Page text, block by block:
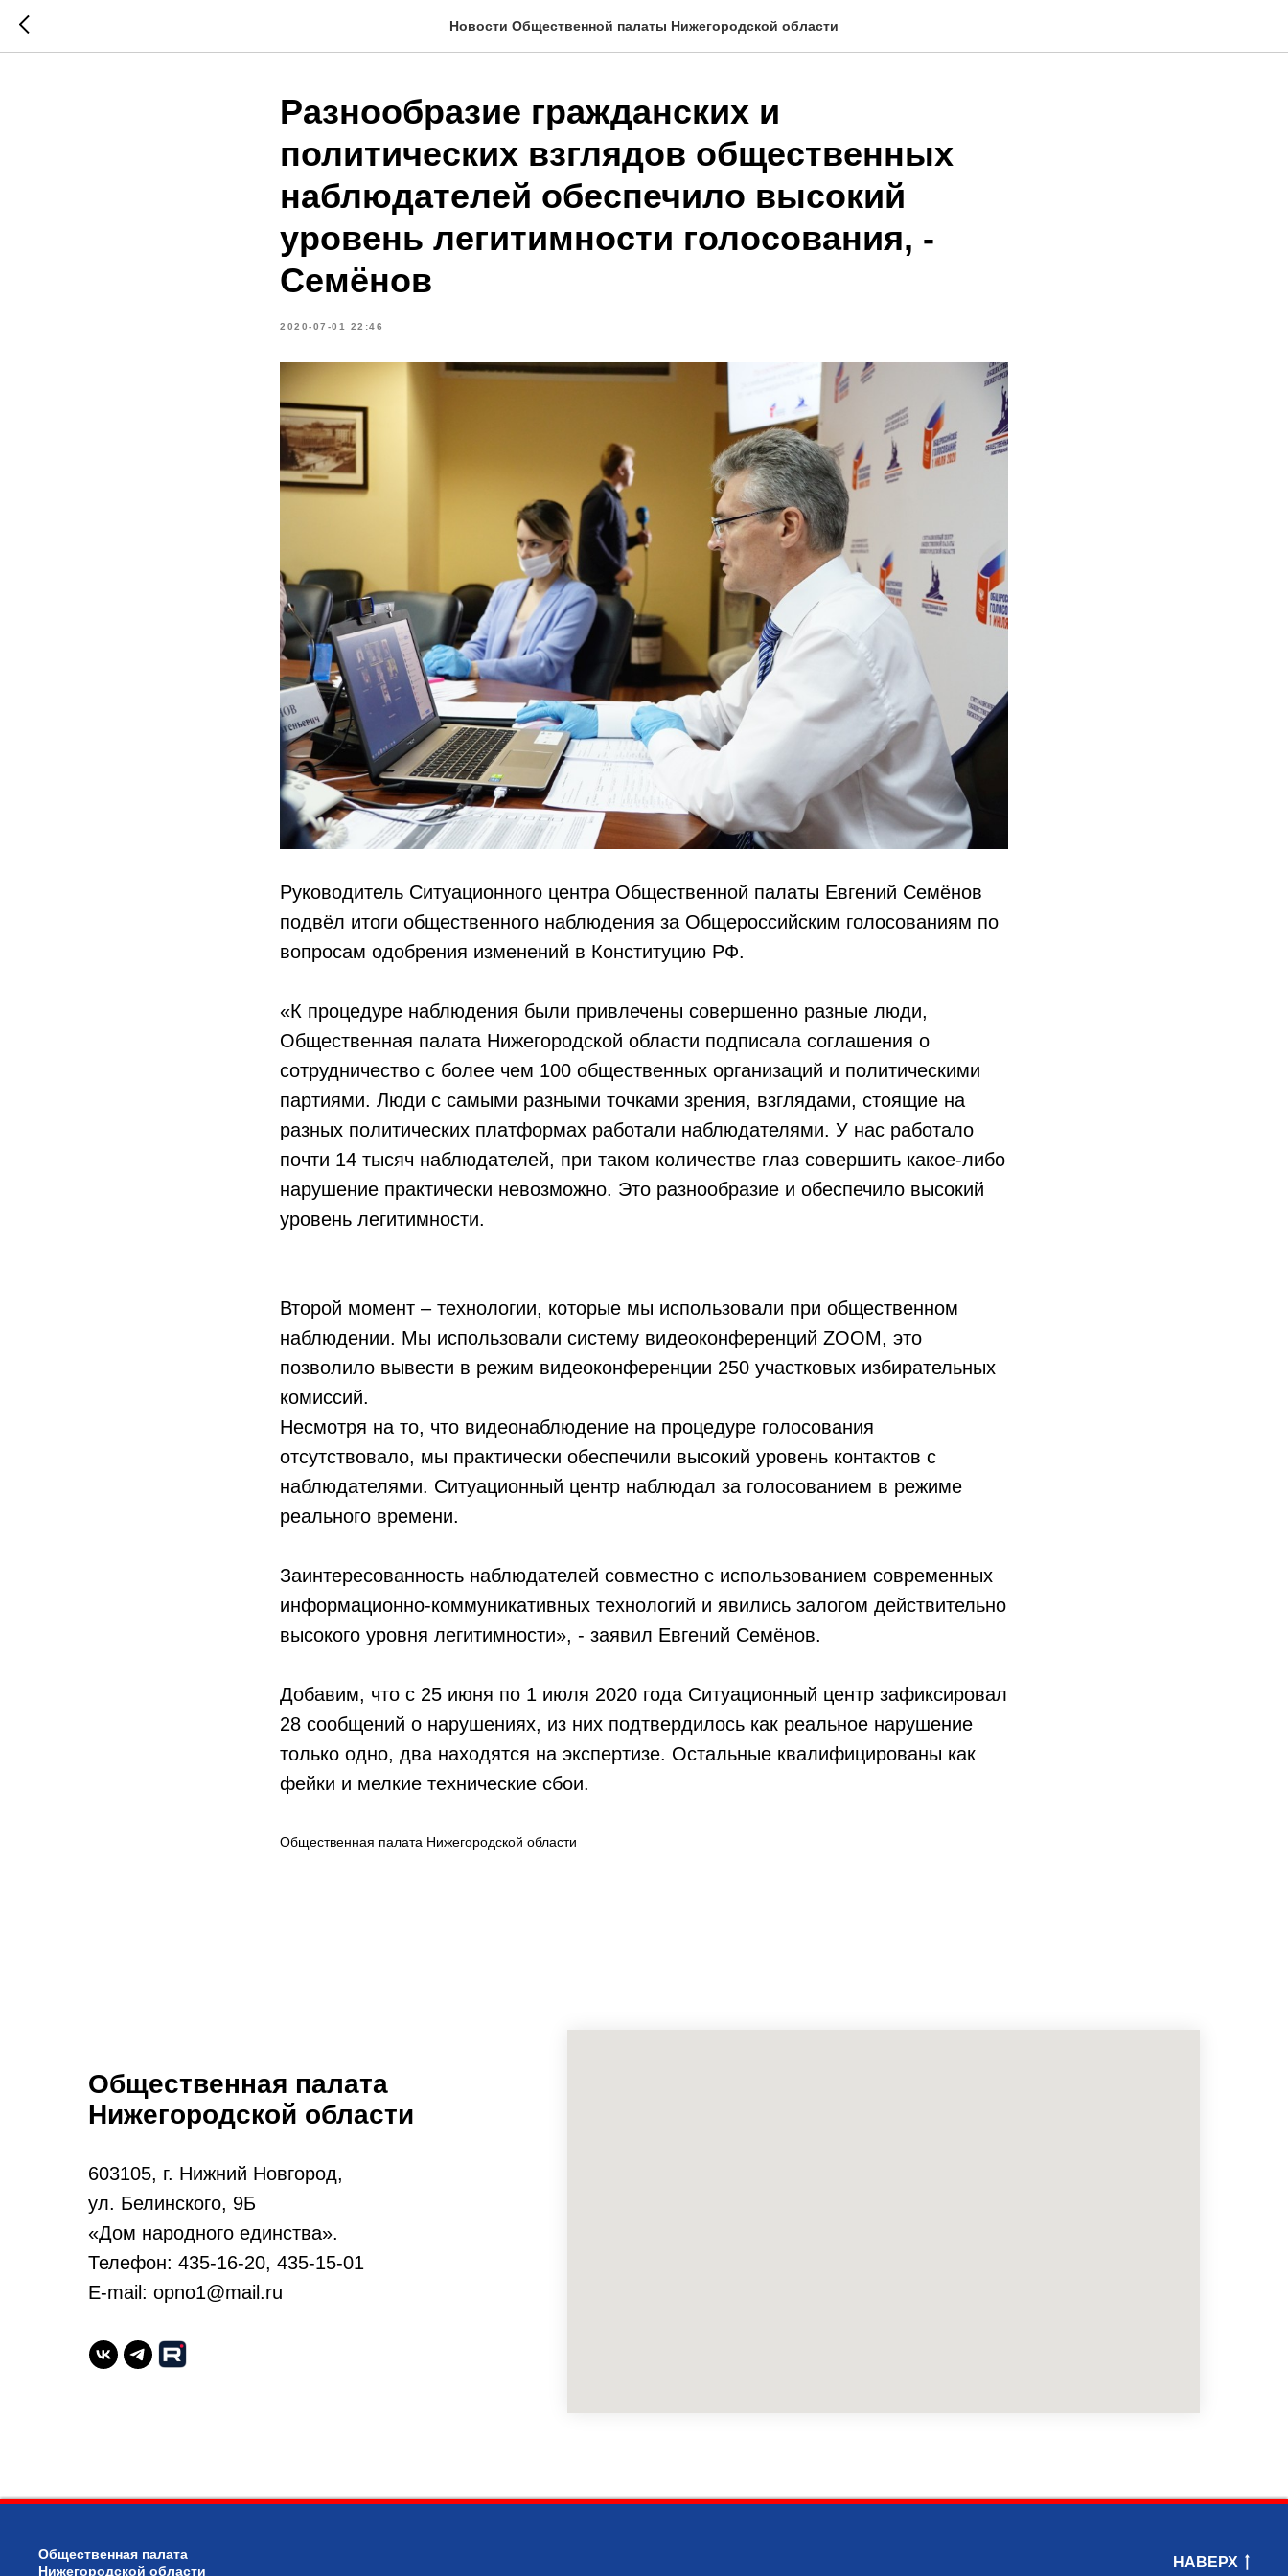
Новости Общественной палаты Нижегородской области
Разнообразие гражданских и
политических взглядов общественных
наблюдателей обеспечило высокий
уровень легитимности голосования, -
Семёнов
2020-07-01 22:46
Руководитель Ситуационного центра Общественной палаты Евгений Семёнов
подвёл итоги общественного наблюдения за Общероссийским голосованиям по
вопросам одобрения изменений в Конституцию РФ.
«К процедуре наблюдения были привлечены совершенно разные люди,
Общественная палата Нижегородской области подписала соглашения о
сотрудничество с более чем 100 общественных организаций и политическими
партиями. Люди с самыми разными точками зрения, взглядами, стоящие на
разных политических платформах работали наблюдателями. У нас работало
почти 14 тысяч наблюдателей, при таком количестве глаз совершить какое-либо
нарушение практически невозможно. Это разнообразие и обеспечило высокий
уровень легитимности.
Второй момент – технологии, которые мы использовали при общественном
наблюдении. Мы использовали систему видеоконференций ZOOM, это
позволило вывести в режим видеоконференции 250 участковых избирательных
комиссий.
Несмотря на то, что видеонаблюдение на процедуре голосования
отсутствовало, мы практически обеспечили высокий уровень контактов с
наблюдателями. Ситуационный центр наблюдал за голосованием в режиме
реального времени.
Заинтересованность наблюдателей совместно с использованием современных
информационно-коммуникативных технологий и явились залогом действительно
высокого уровня легитимности», - заявил Евгений Семёнов.
Добавим, что с 25 июня по 1 июля 2020 года Ситуационный центр зафиксировал
28 сообщений о нарушениях, из них подтвердилось как реальное нарушение
только одно, два находятся на экспертизе. Остальные квалифицированы как
фейки и мелкие технические сбои.
Общественная палата Нижегородской области
Общественная палата
Нижегородской области
603105, г. Нижний Новгород,
ул. Белинского, 9Б
«Дом народного единства».
Телефон: 435-16-20, 435-15-01
E-mail: opno1@mail.ru
Общественная палата
Нижегородской области
НАВЕРХ